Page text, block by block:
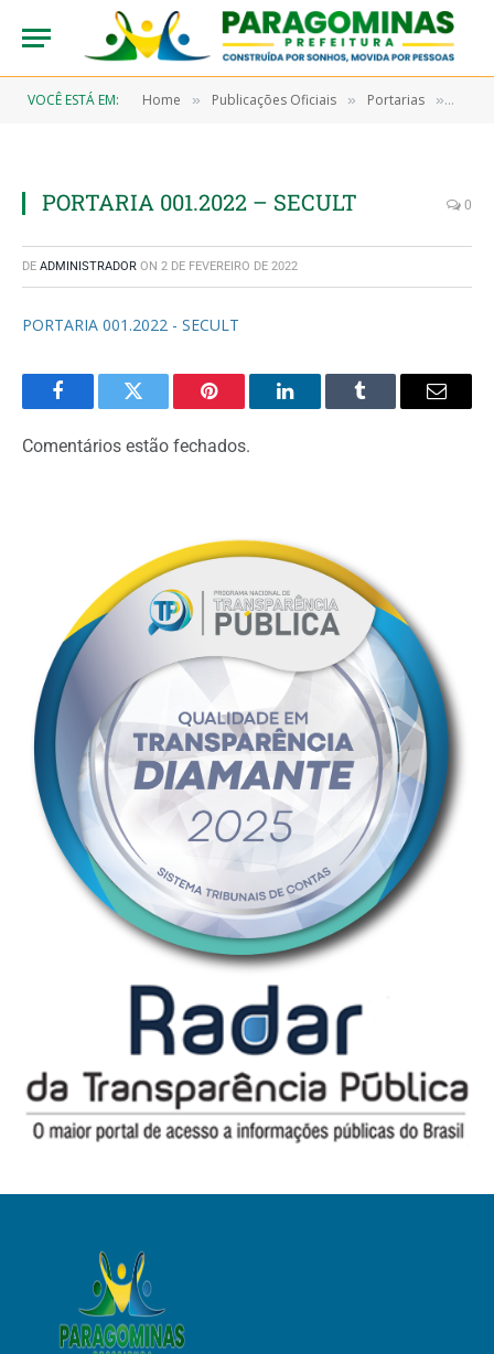
VOCÊ ESTÁ EM: Home » Publicações Oficiais » Portarias »
PORTARIA 001.2022 – SECULT 0
DE ADMINISTRADOR ON 2 DE FEVEREIRO DE 2022
PORTARIA 001.2022 - SECULT
FacebookTwitter Pinterest LinkedInTumblr Email
Comentários estão fechados.